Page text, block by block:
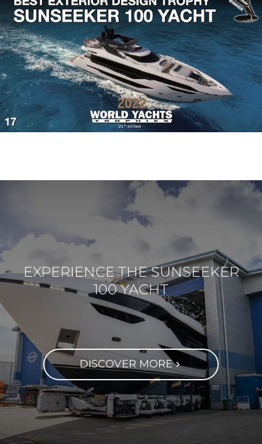
EXPERIENCE THE SUNSEEKER
100 YACHT
DISCOVER MORE